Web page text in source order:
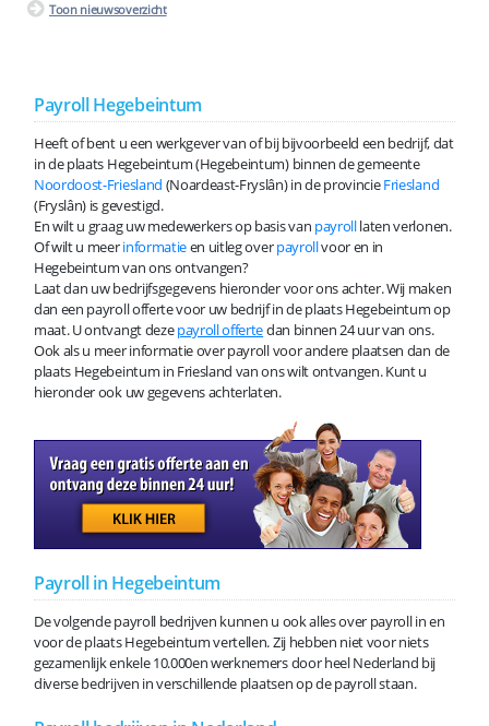
Toon nieuwsoverzicht
Payroll Hegebeintum
Heeft of bent u een werkgever van of bij bijvoorbeeld een bedrijf, dat
in de plaats Hegebeintum (Hegebeintum) binnen de gemeente
Noordoost-Friesland (Noardeast-Fryslân) in de provincieFriesland
(Fryslân) is gevestigd.
En wilt u graag uw medewerkers op basis van payrolllaten verlonen.
Of wilt u meerinformatieen uitleg overpayrollvoor en in
Hegebeintum van ons ontvangen?
Laat dan uw bedrijfsgegevens hieronder voor ons achter. Wij maken
dan een payroll offerte voor uw bedrijf in de plaats Hegebeintum op
maat. U ontvangt dezepayroll offertedan binnen 24 uur van ons.
Ook als u meer informatie over payroll voor andere plaatsen dan de
plaats Hegebeintum in Friesland van ons wilt ontvangen. Kunt u
hieronder ook uw gegevens achterlaten.
Payroll in Hegebeintum
De volgende payroll bedrijven kunnen u ook alles over payroll in en
voor de plaats Hegebeintum vertellen. Zij hebben niet voor niets
gezamenlijk enkele 10.000en werknemers door heel Nederland bij
diverse bedrijven in verschillende plaatsen op de payroll staan.